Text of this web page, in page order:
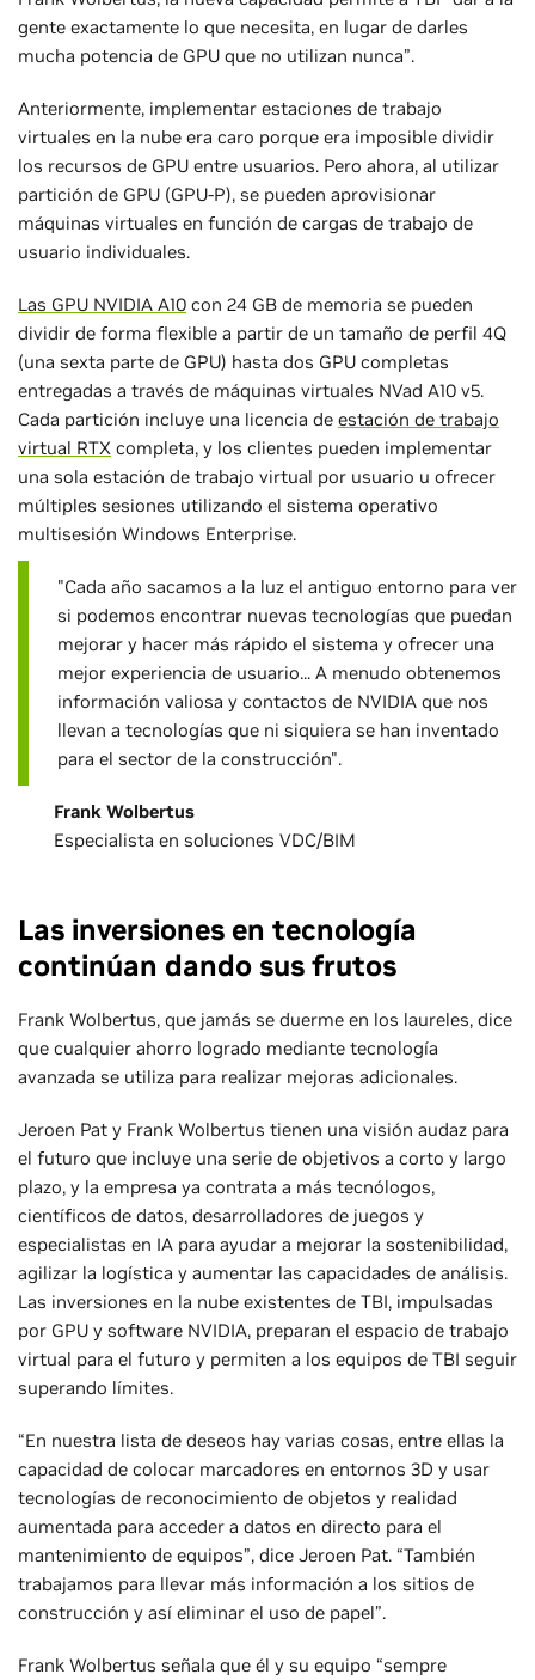
gente exactamente lo que necesita, en lugar de darles
mucha potencia de GPU que no utilizan nunca”.
Anteriormente, implementar estaciones de trabajo
virtuales en la nube era caro porque era imposible dividir
los recursos de GPU entre usuarios. Pero ahora, al utilizar
partición de GPU (GPU-P), se pueden aprovisionar
máquinas virtuales en función de cargas de trabajo de
usuario individuales.
Las GPU NVIDIA A10 con 24 GB de memoria se pueden
dividir de forma flexible a partir de un tamaño de perfil 4Q
(una sexta parte de GPU) hasta dos GPU completas
entregadas a través de máquinas virtuales NVad A10 v5.
Cada partición incluye una licencia de estación de trabajo
virtual RTX completa, y los clientes pueden implementar
una sola estación de trabajo virtual por usuario u ofrecer
múltiples sesiones utilizando el sistema operativo
multisesión Windows Enterprise.
"Cada año sacamos a la luz el antiguo entorno para ver
si podemos encontrar nuevas tecnologías que puedan
mejorar y hacer más rápido el sistema y ofrecer una
mejor experiencia de usuario... A menudo obtenemos
información valiosa y contactos de NVIDIA que nos
llevan a tecnologías que ni siquiera se han inventado
para el sector de la construcción".
Frank Wolbertus
Especialista en soluciones VDC/BIM
Las inversiones en tecnología
continúan dando sus frutos
Frank Wolbertus, que jamás se duerme en los laureles, dice
que cualquier ahorro logrado mediante tecnología
avanzada se utiliza para realizar mejoras adicionales.
Jeroen Pat y Frank Wolbertus tienen una visión audaz para
el futuro que incluye una serie de objetivos a corto y largo
plazo, y la empresa ya contrata a más tecnólogos,
científicos de datos, desarrolladores de juegos y
especialistas en IA para ayudar a mejorar la sostenibilidad,
agilizar la logística y aumentar las capacidades de análisis.
Las inversiones en la nube existentes de TBI, impulsadas
por GPU y software NVIDIA, preparan el espacio de trabajo
virtual para el futuro y permiten a los equipos de TBI seguir
superando límites.
“En nuestra lista de deseos hay varias cosas, entre ellas la
capacidad de colocar marcadores en entornos 3D y usar
tecnologías de reconocimiento de objetos y realidad
aumentada para acceder a datos en directo para el
mantenimiento de equipos”, dice Jeroen Pat. “También
trabajamos para llevar más información a los sitios de
construcción y así eliminar el uso de papel”.
Frank Wolbertus señala que él y su equipo “sempre